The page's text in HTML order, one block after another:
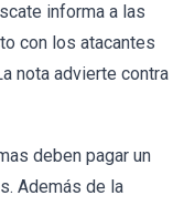
informa a las
con los atacantes
nota advierte contra
deben pagar un
Además de la